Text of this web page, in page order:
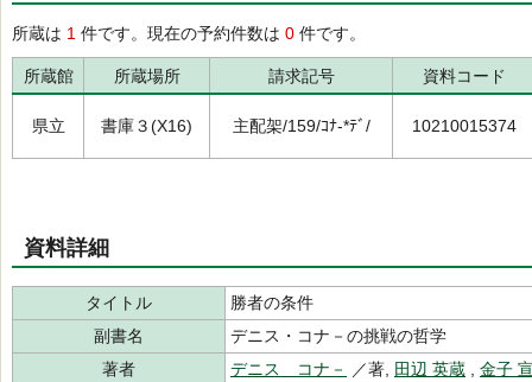
所蔵は 1 件です。現在の予約件数は 0 件です。
所蔵館 所蔵場所 請求記号 資料コード
県立 書庫３(X16) 主配架/159/ｺﾅ-*ﾃﾞ/ 10210015374
資料詳細
タイトル
勝者の条件
副書名
デニス・コナ－の挑戦の哲学
著者
デニス コナ－ ／著, 田辺 英蔵
金子